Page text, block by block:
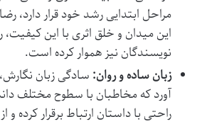
مراحل ابتدایی رشد خود قرار دارد،
این میدان و خلق اثری با این کیفیت،
نویسندگان نیز هموار کرده است.
زبان ساده و روان: سادگی زبان
آورد که مخاطبان با سطوح مختلف
راحتی با داستان ارتباط برقرار کرده و